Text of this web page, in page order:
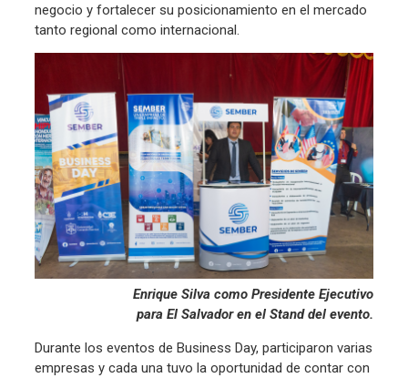
negocio y fortalecer su posicionamiento en el mercado
tanto regional como internacional.
Enrique Silva como Presidente Ejecutivo
para El Salvador en el Stand del evento.
Durante los eventos de Business Day, participaron varias
empresas y cada una tuvo la oportunidad de contar con